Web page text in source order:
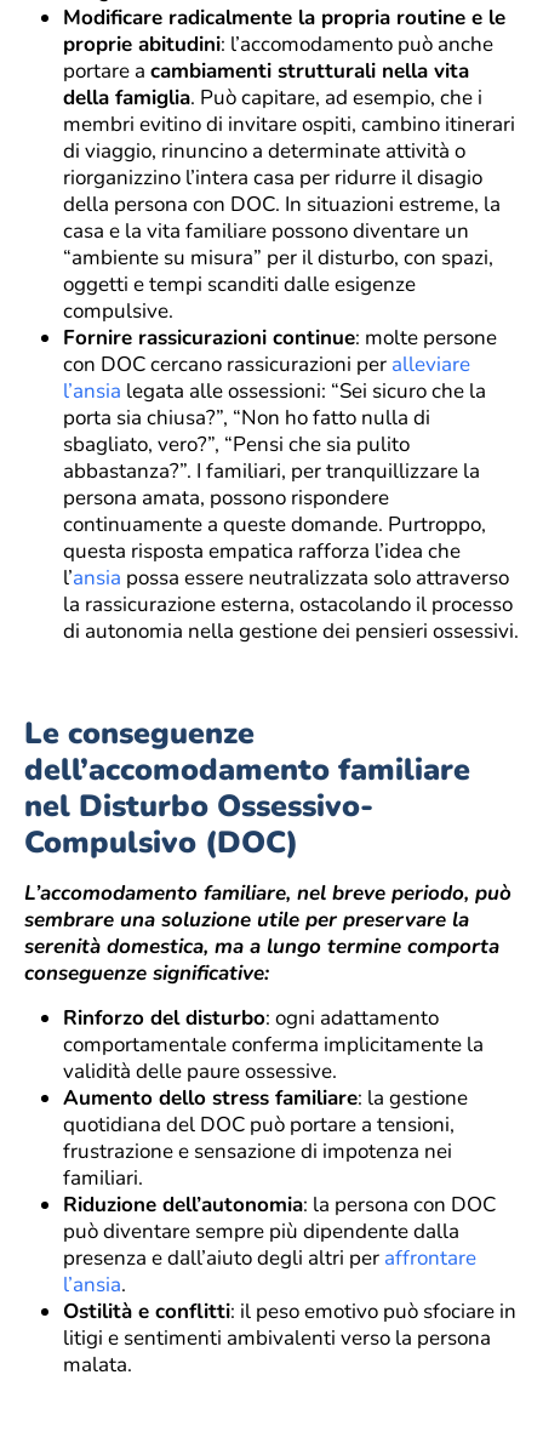
Modificare radicalmente la propria routine e le
proprie abitudini: l’accomodamento può anche
portare a cambiamenti strutturali nella vita
della famiglia. Può capitare, ad esempio, che i
membri evitino di invitare ospiti, cambino itinerari
di viaggio, rinuncino a determinate attività o
riorganizzino l’intera casa per ridurre il disagio
della persona con DOC. In situazioni estreme, la
casa e la vita familiare possono diventare un
“ambiente su misura” per il disturbo, con spazi,
oggetti e tempi scanditi dalle esigenze
compulsive.
Fornire rassicurazioni continue: molte persone
con DOC cercano rassicurazioni per alleviare
l’ansia legata alle ossessioni: “Sei sicuro che la
porta sia chiusa?”, “Non ho fatto nulla di
sbagliato, vero?”, “Pensi che sia pulito
abbastanza?”. I familiari, per tranquillizzare la
persona amata, possono rispondere
continuamente a queste domande. Purtroppo,
questa risposta empatica rafforza l’idea che
l’ansia possa essere neutralizzata solo attraverso
la rassicurazione esterna, ostacolando il processo
di autonomia nella gestione dei pensieri ossessivi.
Le conseguenze
dell’accomodamento familiare
nel Disturbo Ossessivo-
Compulsivo (DOC)
L’accomodamento familiare, nel breve periodo, può
sembrare una soluzione utile per preservare la
serenità domestica, ma a lungo termine comporta
conseguenze significative:
Rinforzo del disturbo: ogni adattamento
comportamentale conferma implicitamente la
validità delle paure ossessive.
Aumento dello stress familiare: la gestione
quotidiana del DOC può portare a tensioni,
frustrazione e sensazione di impotenza nei
familiari.
Riduzione dell’autonomia: la persona con DOC
può diventare sempre più dipendente dalla
presenza e dall’aiuto degli altri per affrontare
l’ansia.
Ostilità e conflitti: il peso emotivo può sfociare in
litigi e sentimenti ambivalenti verso la persona
malata.